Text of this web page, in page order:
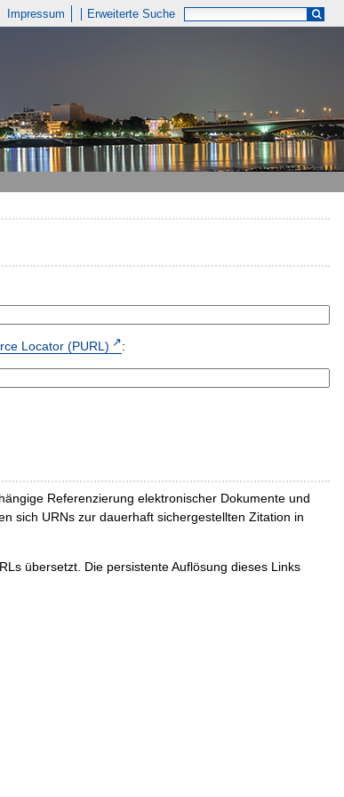
Impressum Erweiterte Suche
Locator (PURL) :
Referenzierung elektronischer Dokumente und
sich URNs zur dauerhaft sichergestellten Zitation in
übersetzt. Die persistente Auflösung dieses Links